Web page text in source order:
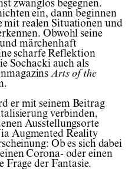
zwanglos begegnen.
ein, dann beginnen
mit realen Situationen und
Obwohl seine
märchenhaft
scharfe Reflektion
Sochacki auch als
Arts of the
er mit seinem Beitrag
verbinden,
Ausstellungsorte
Augmented Reality
Ob es sich dabei
Corona- oder einen
Frage der Fantasie.